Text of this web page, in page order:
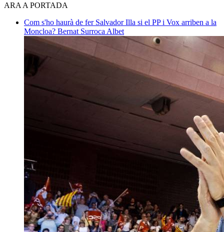
ARA A PORTADA
Com s'ho haurà de fer Salvador Illa si el PP i Vox arriben a la
Moncloa? Bernat Surroca Albet